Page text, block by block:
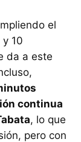
el
10
da a este
continua
, lo que
pero con